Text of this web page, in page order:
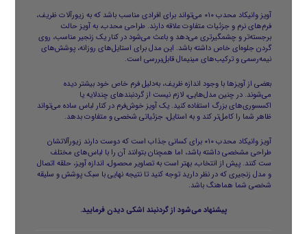
آویز وانیکاد محدب ۰۱۰ می‌تواند برای افرادی مناسب باشد که به زیورآلات ظریف،
فرم‌های نرم و جزئیات متفاوت علاقه دارند. طراحی محدب، به آویز حالت
برجسته‌تر و چشمگیرتری می‌دهد و باعث می‌شود در کنار یک زنجیر مناسب، روی
گردن جلوه‌ای خاص داشته باشد. این مدل برای استایل‌های روزانه، پوشش‌های
نیمه‌رسمی و ترکیب‌های مینیمال قابل‌بررسی است.
بعضی از آویزها با وجود اندازه ظریف، به‌دلیل فرم خاص خود بیشتر دیده
می‌شوند. در چنین مدل‌هایی، لازم نیست از گردنبندهای چندلایه یا
اکسسوری‌های بزرگ استفاده کنید. یک آویز خوش‌فرم در کنار لباس ساده می‌تواند
ظاهر شما را کامل‌تر کند و به استایل، جزئیاتی شخصی و متفاوت بدهد.
آویز وانیکاد محدب ۰۱۰ برای کسانی جذاب است که دوست دارند زیورآلاتشان
طراحی مشخصی داشته باشد، اما همچنان بتوانند آن را با لباس‌های مختلف
ست کنند. پیش از انتخاب، بهتر است به تصاویر محصول، اندازه آویز، حلقه اتصال
و مدل زنجیری که در نظر دارید توجه کنید تا نتیجه نهایی با سبک پوشش و سلیقه
شخصی شما هماهنگ باشد.
پیشنهاد می‌شود ازگردنبند اشکیدیدن فرمایید.